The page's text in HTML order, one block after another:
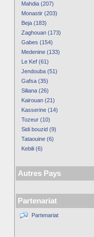
Mahdia (207)
Monastir (203)
Beja (183)
Zaghouan (173)
Gabes (154)
Medenine (133)
Le Kef (61)
Jendouba (51)
Gafsa (35)
Siliana (26)
Kairouan (21)
Kasserine (14)
Tozeur (10)
Sidi bouzid (9)
Tataouine (6)
Kebili (6)
Autres Pays
Partenariat
Partenariat